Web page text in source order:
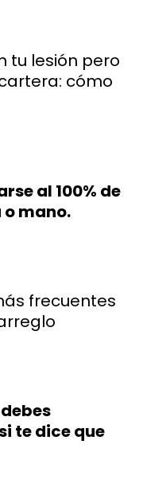
tu lesión pero
cómo
al 100% de
o mano.
frecuentes
te dice que